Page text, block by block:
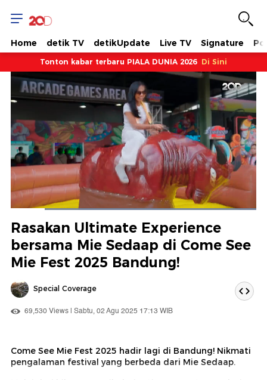
Home detik TV detikUpdate Live TV Signature
Tonton kabar terbaru PIALA DUNIA 2026 Di Sini
Suara
Hidup
Saat
ini
Dimuat:
Rasakan Ultimate Experience
bersama Mie Sedaap di Come See
Mie Fest 2025 Bandung!
Special Coverage
69,530 Views | Sabtu, 02 Agu 2025 17:13 WIB
Come See Mie Fest 2025 hadir lagi di Bandung! Nikmati
pengalaman festival yang berbeda dari Mie Sedaap.